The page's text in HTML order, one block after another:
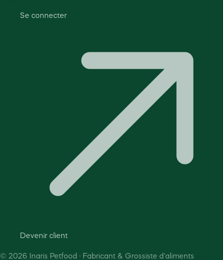
Se connecter
Devenir client
© 2026 Inaris Petfood · Fabricant & Grossiste d'aliments